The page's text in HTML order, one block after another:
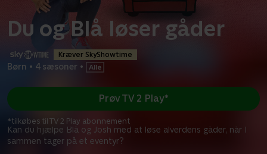
Du og Blå løser gåder
Kræver SkyShowtime
Børn • 4 sæsoner •
Kan du hjælpe Blå og Josh med at løse alverdens gåder, når I
sammen tager på et eventyr?
Prøv TV 2 Play*
*tilkøbes til TV 2 Play abonnement